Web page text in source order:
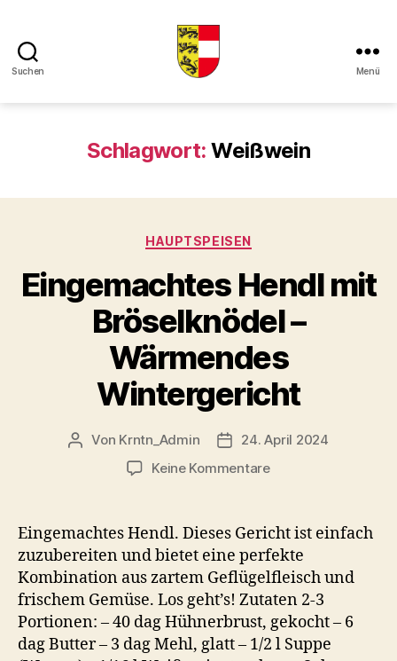
Suchen
Kueche
Menü
Schlagwort: Weißwein
Kategorien
HAUPTSPEISEN
Eingemachtes Hendl mit
Bröselknödel –
Wärmendes
Wintergericht
Beitragsautor
Von Krntn_Admin Veröffentlichungsdatum
24. April 2024
Keine Kommentarezu
mit
Bröselknödel
–
Wärmendes
Wintergericht
Eingemachtes Hendl. Dieses Gericht ist einfach
zuzubereiten und bietet eine perfekte
Kombination aus zartem Geflügelfleisch und
frischem Gemüse. Los geht’s! Zutaten 2-3
Portionen: – 40 dag Hühnerbrust, gekocht – 6
dag Butter – 3 dag Mehl, glatt – 1/2 l Suppe